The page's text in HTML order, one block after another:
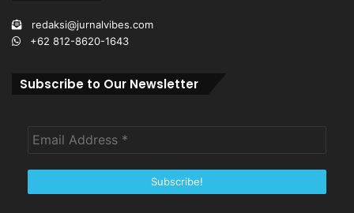
redaksi@jurnalvibes.com
+62 812-8620-1643
Subscribe to Our Newsletter